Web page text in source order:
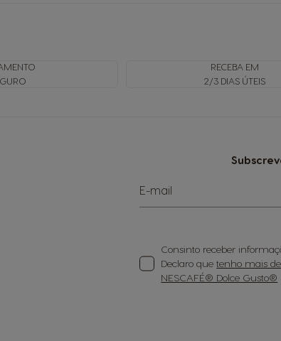
RECEBA EM
2/3 DIAS ÚTEIS
E-mail
Consinto receber
Declaro quetenho mais de
NESCAFÉ® Dolce Gusto®